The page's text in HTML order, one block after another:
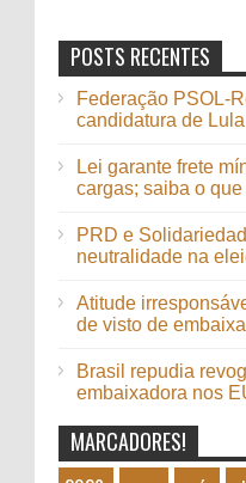
POSTS RECENTES
Federação PSOL-
candidatura de
Lei garante frete
cargas; saiba o que
PRD e
neutralidade na
Atitude
de visto de
Brasil repudia
embaixadora nos
MARCADORES!